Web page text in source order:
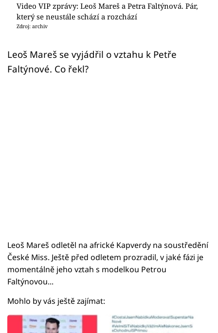
Přihlášení
Sledujte nás
Video VIP zprávy: Leoš Mareš a Petra Faltýnová. Pár,
který se neustále schází a rozchází
Zdroj: archiv
Leoš Mareš se vyjádřil o vztahu k Petře
Faltýnové. Co řekl?
Leoš Mareš odletěl na africké Kapverdy na soustředění
České Miss. Ještě před odletem prozradil, v jaké fázi je
momentálně jeho vztah s modelkou Petrou
Faltýnovou...
Mohlo by vás ještě zajímat: